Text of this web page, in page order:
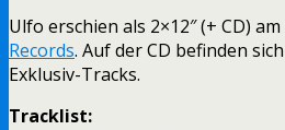
Ulfo erschien als 2×12″ (+ CD)
Records. Auf der CD befinden
Exklusiv-Tracks.
Tracklist: